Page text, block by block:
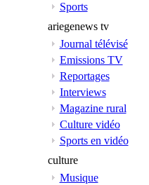
Sports
ariegenews tv
Journal télévisé
Emissions TV
Reportages
Interviews
Magazine rural
Culture vidéo
Sports en vidéo
culture
Musique